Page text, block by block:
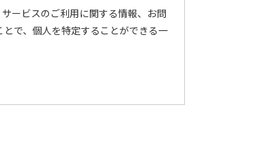
ービスのご利用に関する情報、お問
で、個人を特定することができる一